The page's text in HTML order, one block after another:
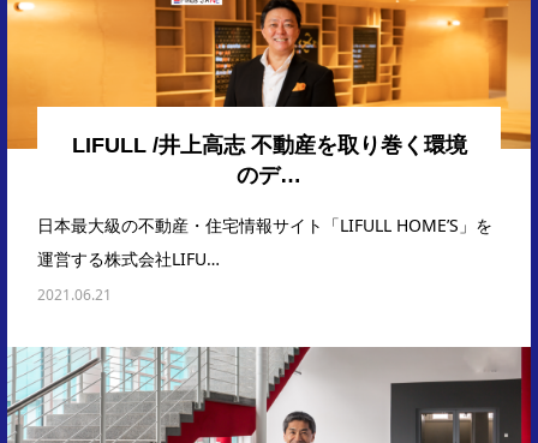
LIFULL /井上高志 不動産を取り巻く環境
のデ…
日本最大級の不動産・住宅情報サイト「LIFULL HOME’S」を
運営する株式会社LIFU…
2021.06.21